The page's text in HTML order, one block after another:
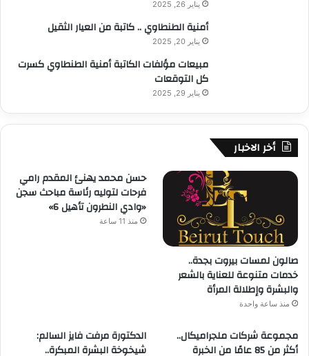
يناير 26, 2025
أمنية الطنطاوي .. كاتبة من العيار الثقيل
يناير 20, 2025
مبيعات مؤلفات الكاتبة أمنية الطنطاوي كسرت
كل التوقعات
يناير 29, 2025
أخر الاخبار
صالون لمسات بيروت بجدة..
خدمات متنوعة للعناية بالشعر
والبشرة وإطلالة المرأة
منذ ساعة واحدة
حسن محمد يهنئ المقدم رامي
فرحات لتوليه رئاسة مباحث سجن
«وادي النطرون تأهيل 6»
منذ 11 ساعة
مجموعة شركات ملجراميكال..
أكثر من 85 عامًا من الخبرة
الدكتورة مرفت فايز السالم:
شيخوخة البشرة المبكرة..